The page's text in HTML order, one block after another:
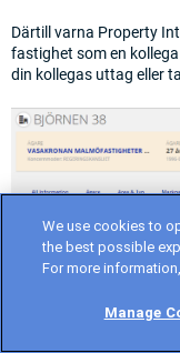
Därtill varna Property
fastighet som en
din kollegas uttag eller
We use cookies to
the best possible
For more
Manage